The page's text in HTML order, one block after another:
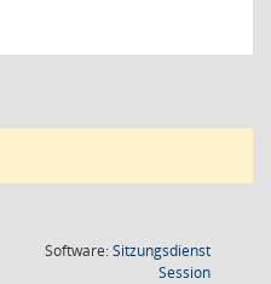
Software:Sitzungsdienst
Session(Wird in